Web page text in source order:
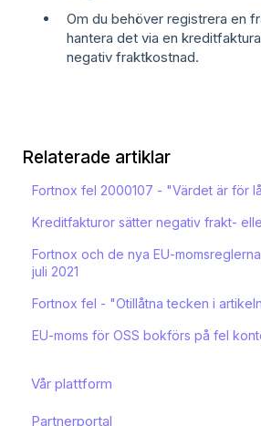
Om du behöver registrera en
hantera det via en
negativ fraktkostnad.
Relaterade artiklar
Fortnox fel 2000107 - "Värdet är för
Kreditfakturor sätter negativ frakt-
Fortnox och de nya EU-
juli 2021
Fortnox fel - "Otillåtna tecken i
EU-moms för OSS bokförs på fel
Vår plattform
Kom igång
Partnerportal